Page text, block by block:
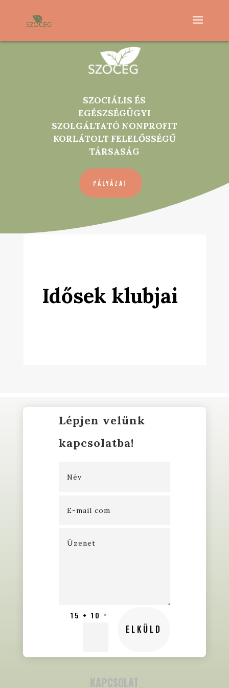
SZOCIÁLIS ÉS
EGÉSZSÉGÜGYI
SZOLGÁLTATÓ NONPROFIT
KORLÁTOLT FELELŐSSÉGŰ
TÁRSASÁG
PÁLYÁZAT
Idősek klubjai
Lépjen velünk
kapcsolatba!
15 + 10 =
ELKÜLD
KAPCSOLAT